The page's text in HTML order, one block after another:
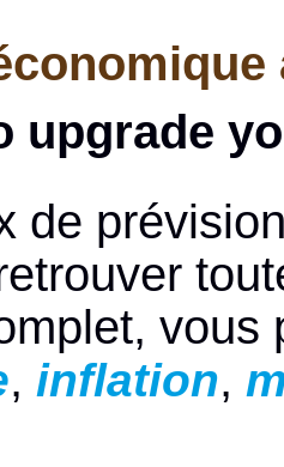
upgrade
de
vous
, inflation,